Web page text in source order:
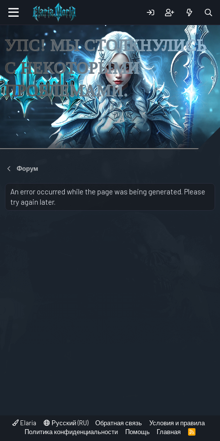
УПС! МЫ СТОЛКНУЛИСЬ
С НЕКОТОРЫМИ
ПРОБЛЕМАМИ.
Форум
An error occurred while the page was being generated. Please
try again later.
Elaria Русский (RU) Обратная связь
Условия и правила
Политика конфиденциальности
Помощь Главная
R